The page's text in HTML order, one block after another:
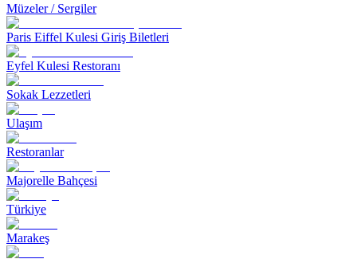
Müzeler / Sergiler
Paris Eiffel Kulesi Giriş Biletleri
Eyfel Kulesi Restoranı
Sokak Lezzetleri
Ulaşım
Restoranlar
Majorelle Bahçesi
Türkiye
Marakeş